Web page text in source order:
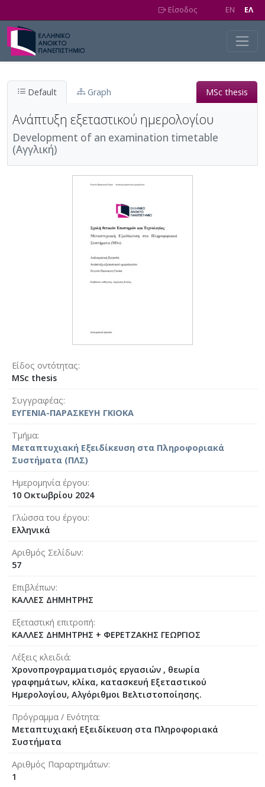
Είσοδος EN EΛ
Default Graph MSc thesis
Ανάπτυξη εξεταστικού ημερολογίου
Development of an examination timetable
(Αγγλική)
Είδος οντότητας
MSc thesis
Συγγραφέας
ΕΥΓΕΝΙΑ-ΠΑΡΑΣΚΕΥΗ ΓΚΙΟΚΑ
Τμήμα
Μεταπτυχιακή Εξειδίκευση στα Πληροφοριακά
Συστήματα (ΠΛΣ)
Ημερομηνία έργου
10 Οκτωβρίου 2024
Γλώσσα του έργου
Ελληνικά
Αριθμός Σελίδων
57
Επιβλέπων
ΚΑΛΛΕΣ ΔΗΜΗΤΡΗΣ
Εξεταστική επιτροπή
ΚΑΛΛΕΣ ΔΗΜΗΤΡΗΣ + ΦΕΡΕΤΖΑΚΗΣ ΓΕΩΡΓΙΟΣ
Λέξεις κλειδιά
Χρονοπρογραμματισμός εργασιών , θεωρία
γραφημάτων, κλίκα, κατασκευή Εξεταστικού
Ημερολογίου, Αλγόριθμοι Βελτιστοποίησης.
Πρόγραμμα / Ενότητα
Μεταπτυχιακή Εξειδίκευση στα Πληροφοριακά
Συστήματα
Αριθμός Παραρτημάτων
1